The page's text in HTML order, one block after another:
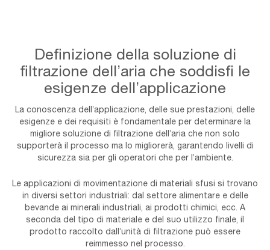
Definizione della soluzione di
filtrazione dell’aria che soddisfi le
esigenze dell’applicazione
La conoscenza dell’applicazione, delle sue prestazioni, delle
esigenze e dei requisiti è fondamentale per determinare la
migliore soluzione di filtrazione dell’aria che non solo
supporterà il processo ma lo migliorerà, garantendo livelli di
sicurezza sia per gli operatori che per l’ambiente.
Le applicazioni di movimentazione di materiali sfusi si trovano
in diversi settori industriali: dal settore alimentare e delle
bevande ai minerali industriali, ai prodotti chimici, ecc. A
seconda del tipo di materiale e del suo utilizzo finale, il
prodotto raccolto dall’unità di filtrazione può essere
reimmesso nel processo.